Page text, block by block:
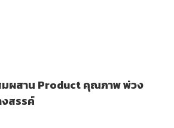
ผสาน Product คุณภาพ พ่วง
สรรค์